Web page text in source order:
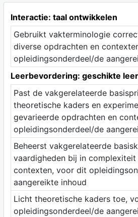
Interactie: taal ontwikkelen
Gebruikt vakterminologie
diverse opdrachten en
opleidingsonderdeel/de
Leerbevordering: geschikte
Past de vakgerelateerde
theoretische kaders en
gevarieerde opdrachten en
opleidingsonderdeel/de
Beheerst vakgerelateerde
vaardigheden bij in complexiteit
contexten, voor dit
aangereikte inhoud
Licht theoretische kaders toe,
opleidingsonderdeel/de